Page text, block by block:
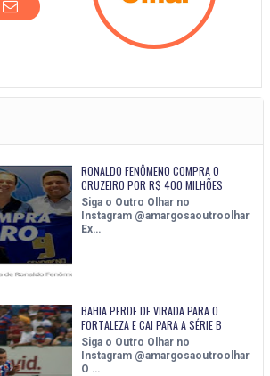
RONALDO FENÔMENO COMPRA O
CRUZEIRO POR R$ 400 MILHÕES
Siga o Outro Olhar no
Instagram @amargosaoutroolhar
Ex…
BAHIA PERDE DE VIRADA PARA O
FORTALEZA E CAI PARA A SÉRIE B
Siga o Outro Olhar no
Instagram @amargosaoutroolhar
O …